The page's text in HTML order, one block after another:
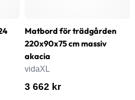
Matbord för trädgården
220x90x75 cm massiv
akacia
vidaXL
3 662 kr